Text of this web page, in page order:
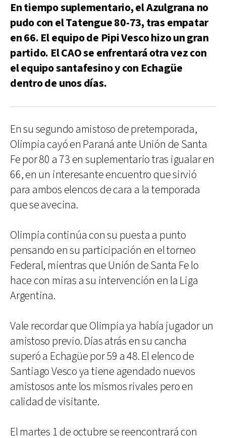
En tiempo suplementario, el Azulgrana no
pudo con el Tatengue 80-73, tras empatar
en 66. El equipo de Pipi Vesco hizo un gran
partido. El CAO se enfrentará otra vez con
el equipo santafesino y con Echagüe
dentro de unos días.
En su segundo amistoso de pretemporada,
Olimpia cayó en Paraná ante Unión de Santa
Fe por 80 a 73 en suplementario tras igualar en
66, en un interesante encuentro que sirvió
para ambos elencos de cara a la temporada
que se avecina.
Olimpia continúa con su puesta a punto
pensando en su participación en el torneo
Federal, mientras que Unión de Santa Fe lo
hace con miras a su intervención en la Liga
Argentina.
Vale recordar que Olimpia ya había jugador un
amistoso previo. Días atrás en su cancha
superó a Echagüe por 59 a 48. El elenco de
Santiago Vesco ya tiene agendado nuevos
amistosos ante los mismos rivales pero en
calidad de visitante.
El martes 1 de octubre se reencontrará con